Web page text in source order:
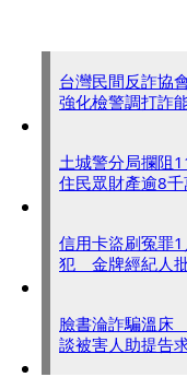
台灣民間反詐協
強化檢警調打詐
土城警分局攔阻
住民眾財產逾8
信用卡盜刷冤罪
犯 金牌經紀人
臉書淪詐騙溫床
談被害人助提告